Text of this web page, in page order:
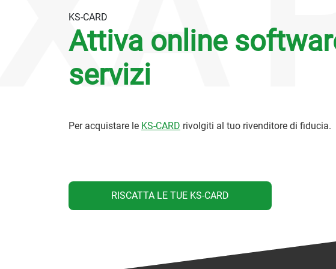
KS-CARD
Attiva online
servizi
Per acquistare le KS-CARD rivolgiti al tuo rivenditore di fiducia.
RISCATTA LE TUE KS-CARD